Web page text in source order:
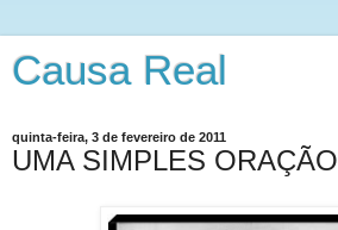
Causa Real
quinta-feira, 3 de fevereiro de 2011
UMA SIMPLES ORAÇÃO